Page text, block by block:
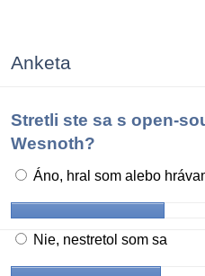
Anketa
Stretli ste sa s open-
Wesnoth?
Áno, hral som alebo
Nie, nestretol som sa